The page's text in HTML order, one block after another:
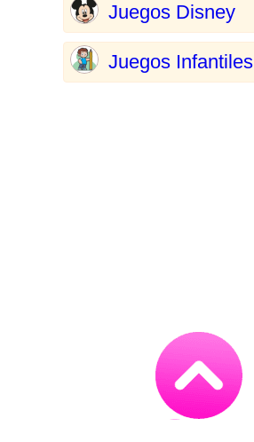
Juegos Disney
Juegos Infantiles